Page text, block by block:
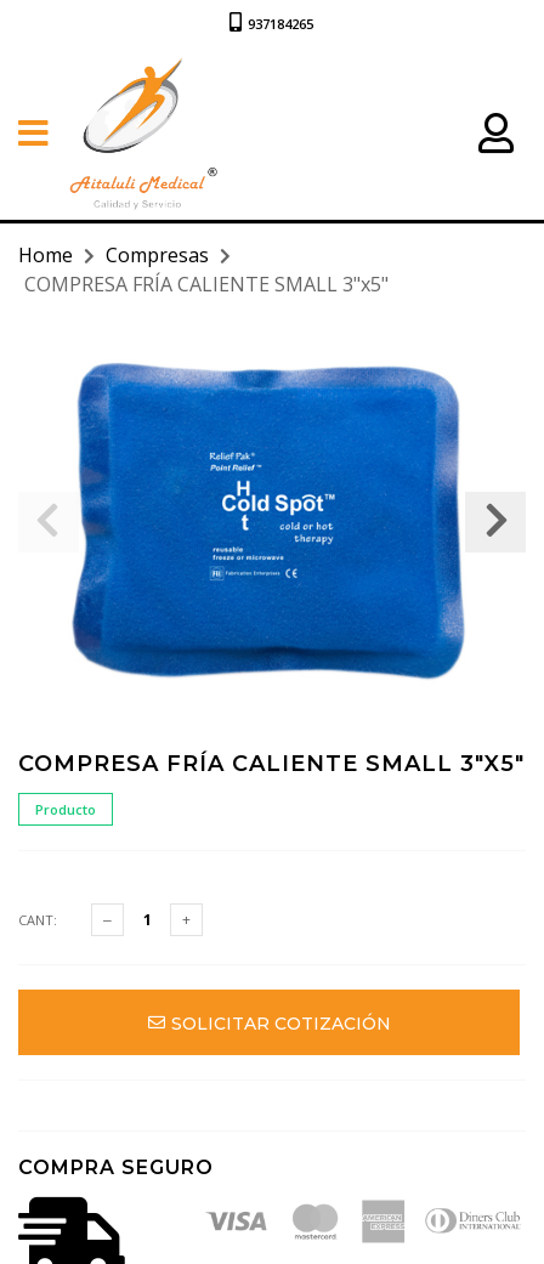
937184265
Home
Compresas
COMPRESA FRÍA CALIENTE SMALL 3"x5"
COMPRESA FRÍA CALIENTE SMALL 3"X5"
Producto
CANT:
SOLICITAR COTIZACIÓN
COMPRA SEGURO